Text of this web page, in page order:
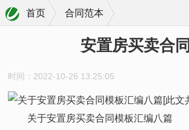
首页 合同范本
安置房买卖合同
时间：2022-10-26 13:25:05
关于安置房买卖合同模板汇编八篇